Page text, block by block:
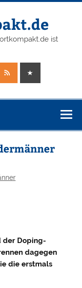
ist
der Doping-
dagegen
die erstmals